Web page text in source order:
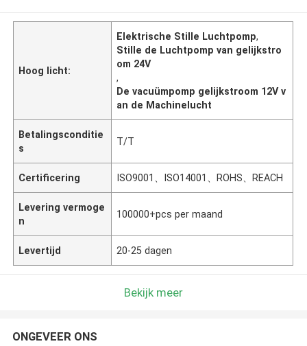
Hoog licht:
Elektrische Stille Luchtpomp,
Stille de Luchtpomp van gelijkstro
om 24V
,
De vacuümpomp gelijkstroom 12V v
an de Machinelucht
Betalingsconditie
s
T/T
Certificering ISO9001、ISO14001、ROHS、REACH
Levering vermoge
n
100000+pcs per maand
Levertijd 20-25 dagen
Bekijk meer
ONGEVEER ONS